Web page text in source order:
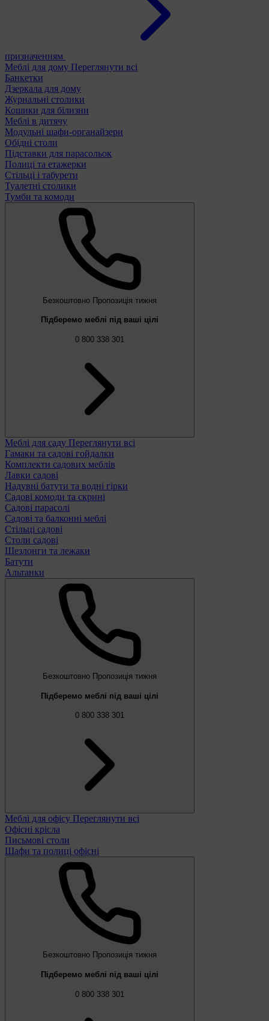
призначенням
Меблі для дому Переглянути всі
Банкетки
Дзеркала для дому
Журнальні столики
Кошики для білизни
Меблі в дитячу
Модульні шафи-органайзери
Обідні столи
Підставки для парасольок
Полиці та етажерки
Стільці і табурети
Туалетні столики
Тумби та комоди
Безкоштовно Пропозиція тижня
Підберемо меблі під ваші цілі
0 800 338 301
Меблі для саду Переглянути всі
Гамаки та садові гойдалки
Комплекти садових меблів
Лавки садові
Надувні батути та водні гірки
Садові комоди та скрині
Садові парасолі
Садові та балконні меблі
Стільці садові
Столи садові
Шезлонги та лежаки
Батути
Альтанки
Безкоштовно Пропозиція тижня
Підберемо меблі під ваші цілі
0 800 338 301
Меблі для офісу Переглянути всі
Офісні крісла
Письмові столи
Шафи та полиці офісні
Безкоштовно Пропозиція тижня
Підберемо меблі під ваші цілі
0 800 338 301